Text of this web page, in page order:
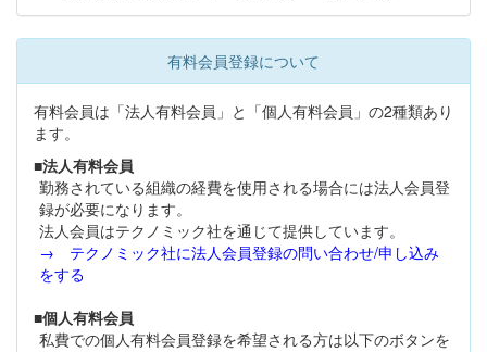
有料会員登録について
有料会員は「法人有料会員」と「個人有料会員」の2種類あり
ます。
■法人有料会員
勤務されている組織の経費を使用される場合には法人会員登
録が必要になります。
法人会員はテクノミック社を通じて提供しています。
→ テクノミック社に法人会員登録の問い合わせ/申し込み
をする
■個人有料会員
私費での個人有料会員登録を希望される方は以下のボタンを